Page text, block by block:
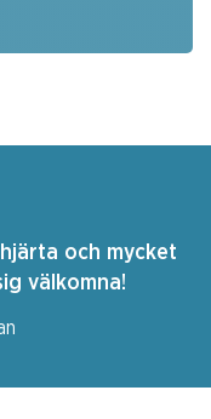
och mycket
välkomna!